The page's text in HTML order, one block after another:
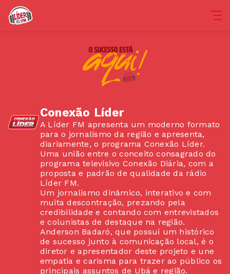
Conexão Líder
A Líder FM apresenta um moderno formato
para o jornalismo da região e apresenta,
diariamente, o programa Conexão Líder.
Uma união entre o conceito consagrado do
programa televisivo Conexão Diária, com a
proposta e padrão de qualidade da rádio
Líder FM.
Um jornalismo dinâmico, interativo e com
muita descontração, prezando pela
credibilidade e contando com entrevistados
e colunistas de destaque na região.
Anderson Badaró, que possui um histórico
de sucesso junto à comunicação local, é o
diretor e apresentador deste projeto e une
empatia e carisma para trazer ao público os
principais assuntos de Ubá e região.